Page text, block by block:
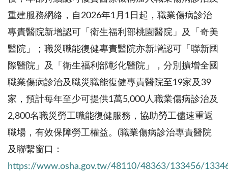
重建服務網絡，自2026年1月1日起，職業傷病診治
專責醫院新增認可「衛生福利部桃園醫院」及「奇美
醫院」；職災職能復健專責醫院亦新增認可「聯新國
際醫院」及「衛生福利部彰化醫院」，分別擴增全國
職業傷病診治及職災職能復健專責醫院至19家及39
家，預計每年至少可提供1萬5,000人職業傷病診治及
2,800名職災勞工職能復健服務，協助勞工儘速重返
職場，有效保障勞工權益。(職業傷病診治專責醫院
及聯繫窗口：
https://www.osha.gov.tw/48110/48363/133456/